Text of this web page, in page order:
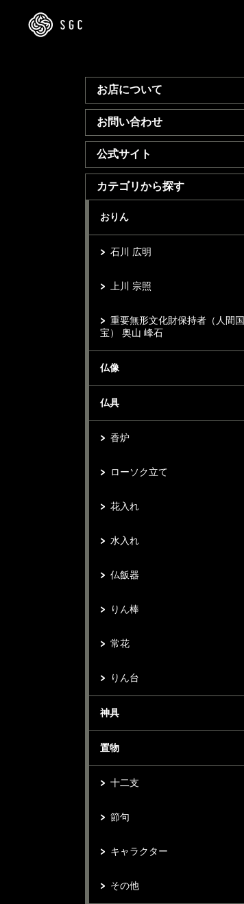
お店について
お問い合わせ
公式サイト
カテゴリから探す
おりん
石川 広明
上川 宗照
重要無形文化財保持者（人間国
宝） 奥山 峰石
仏像
仏具
香炉
ローソク立て
花入れ
水入れ
仏飯器
りん棒
常花
りん台
神具
置物
十二支
節句
キャラクター
その他